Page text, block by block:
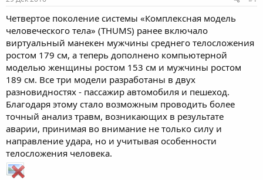
м
ы
л
Четвертое поколение системы «Комплексная модель
человеческого тела» (THUMS) ранее включало
виртуальный манекен мужчины среднего телосложения
ростом 179 см, а теперь дополнено компьютерной
моделью женщины ростом 153 см и мужчины ростом
189 см. Все три модели разработаны в двух
разновидностях - пассажир автомобиля и пешеход.
Благодаря этому стало возможным проводить более
точный анализ травм, возникающих в результате
аварии, принимая во внимание не только силу и
направление удара, но и учитывая особенности
телосложения человека.